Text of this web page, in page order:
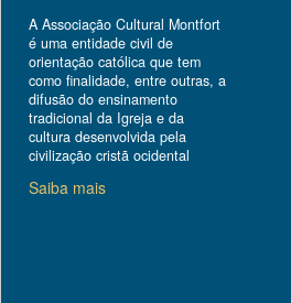
A Associação Cultural Montfort
é uma entidade civil de
orientação católica que tem
como finalidade, entre outras, a
difusão do ensinamento
tradicional da Igreja e da
cultura desenvolvida pela
civilização cristã ocidental
Saiba mais